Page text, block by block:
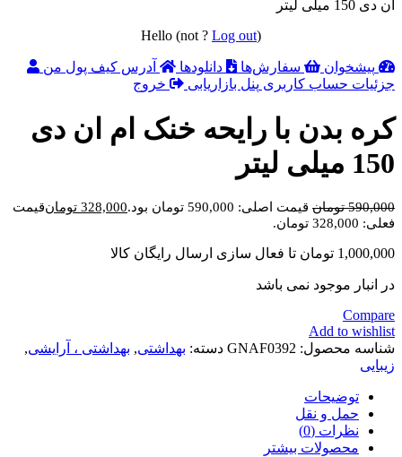
ان دی 150 میلی لیتر
Hello (not ? Log out)
پیشخوان سفارش‌ها دانلودها آدرس کیف پول من
جزئیات حساب کاربری پنل بازاریابی خروج
کره بدن با رایحه خنک ام ان دی
150 میلی لیتر
590,000 تومان قیمت اصلی: 590,000 تومان بود. 328,000 تومانقیمت
فعلی: 328,000 تومان.
1,000,000 تومان تا فعال سازی ارسال رایگان کالا
در انبار موجود نمی باشد
Compare
Add to wishlist
شناسه محصول: GNAF0392 دسته: بهداشتی, بهداشتی ، آرایشی,
زیبایی
توضیحات
حمل و نقل
نظرات (0)
محصولات بیشتر